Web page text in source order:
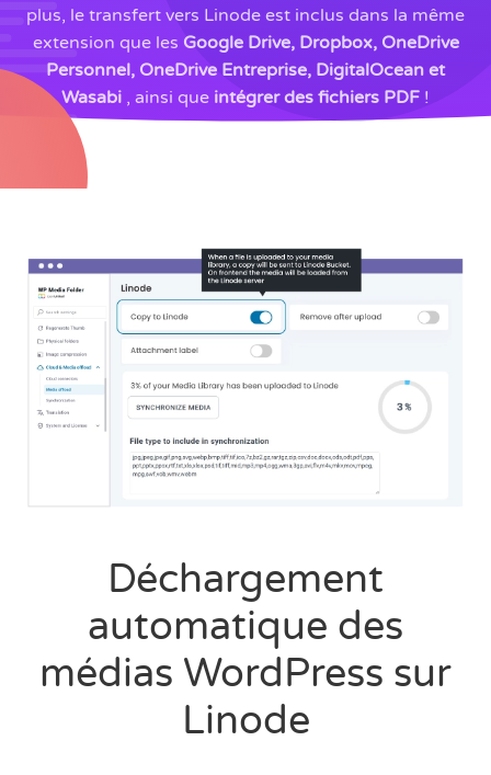
plus, le transfert vers Linode est inclus dans la même
extension que les Google Drive, Dropbox, OneDrive
Personnel, OneDrive Entreprise, DigitalOcean et
Wasabi , ainsi que intégrer des fichiers PDF !
Déchargement
automatique des
médias WordPress sur
Linode